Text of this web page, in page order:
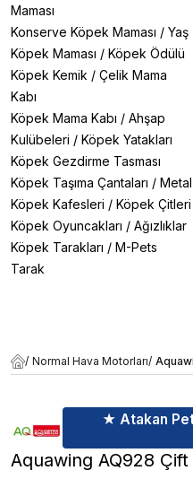
Maması
Konserve Köpek Maması / Yaş
Köpek Maması / Köpek Ödülü
Köpek Kemik / Çelik Mama
Kabı
Köpek Mama Kabı / Ahşap
Kulübeleri / Köpek Yatakları
Köpek Gezdirme Tasması
Köpek Taşıma Çantaları / Metal
Köpek Kafesleri / Köpek Çitleri
Köpek Oyuncakları / Ağızlıklar
Köpek Tarakları / M-Pets
Tarak
/ Normal Hava Motorları/
★ Atakan
Aquawing AQ928 Çift